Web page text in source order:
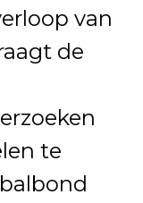
van
de
te